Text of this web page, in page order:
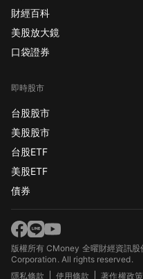
財經百科
美股放大鏡
口袋證券
即時股市
台股股市
美股股市
台股ETF
美股ETF
債券
版權所有 CMoney 全曜財經資訊
Corporation. All rights reserved.
隱私條款
使用條款 著作權政策